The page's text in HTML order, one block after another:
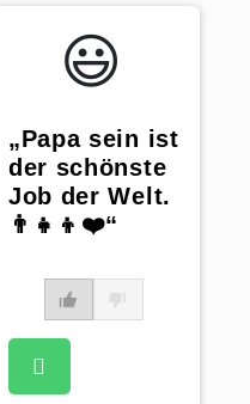
😃️
„Papa sein ist
der schönste
Job der Welt.
👨‍👧‍👦❤️“